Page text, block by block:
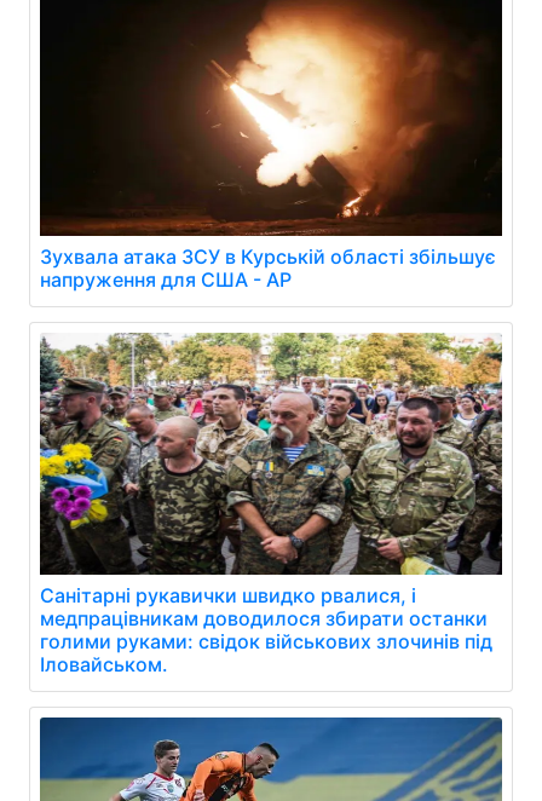
Зухвала атака ЗСУ в Курській області збільшує
напруження для США - AP
Санітарні рукавички швидко рвалися, і
медпрацівникам доводилося збирати останки
голими руками: свідок військових злочинів під
Іловайськом.